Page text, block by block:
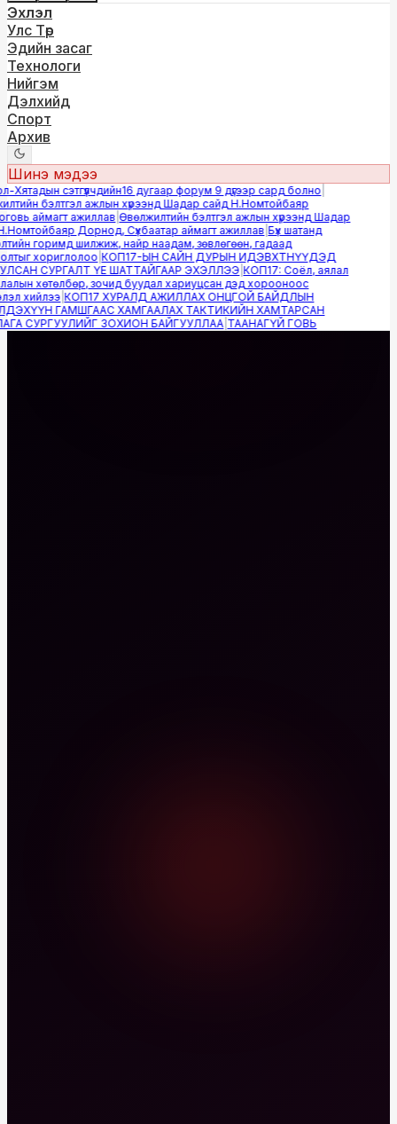
Эхлэл
Улс Төр
Эдийн засаг
Технологи
Нийгэм
Дэлхийд
Спорт
Архив
Шинэ мэдээ
сэтгүүлчдийн16 дугаар форум 9 дүгээр сард болно|
бэлтгэл ажлын хүрээнд Шадар сайд Н.Номтойбаяр
аймагт ажиллав|Өвөлжилтийн бэлтгэл ажлын хүрээнд Шадар
Дорнод, Сүхбаатар аймагт ажиллав|Бүх шатанд
горимд шилжиж, найр наадам, зөвлөгөөн, гадаад
хориглолоо|КОП17-ЫН САЙН ДУРЫН ИДЭВХТНҮҮДЭД
СУРГАЛТ ҮЕ ШАТТАЙГААР ЭХЭЛЛЭЭ|КОП17: Соёл, аялал
хөтөлбөр, зочид буудал хариуцсан дэд хорооноос
хийлээ|КОП17 ХУРАЛД АЖИЛЛАХ ОНЦГОЙ БАЙДЛЫН
ГАМШГААС ХАМГААЛАХ ТАКТИКИЙН ХАМТАРСАН
СУРГУУЛИЙГ ЗОХИОН БАЙГУУЛЛАА|ТААНАГҮЙ ГОВЬ